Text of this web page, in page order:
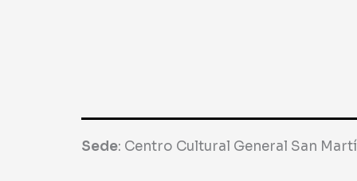
Sede: Centro Cultural General San